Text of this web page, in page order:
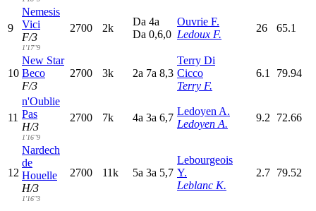
9
Nemesis
Vici
F/3
1'17"9
2700 2k
Da 4a
Da 0,6,0
Ouvrie F.
Ledoux F.
26 65.1
10
New Star
Beco
F/3
2700 3k 2a 7a 8,3
Terry Di
Cicco
Terry F.
6.1 79.94
11
n'Oublie
Pas
H/3
1'16"9
2700 7k 4a 3a 6,7
Ledoyen A.
Ledoyen A.
9.2 72.66
12
Nardech
de
Houelle
H/3
1'16"3
2700 11k 5a 3a 5,7
Lebourgeois
Y.
Leblanc K.
2.7 79.52